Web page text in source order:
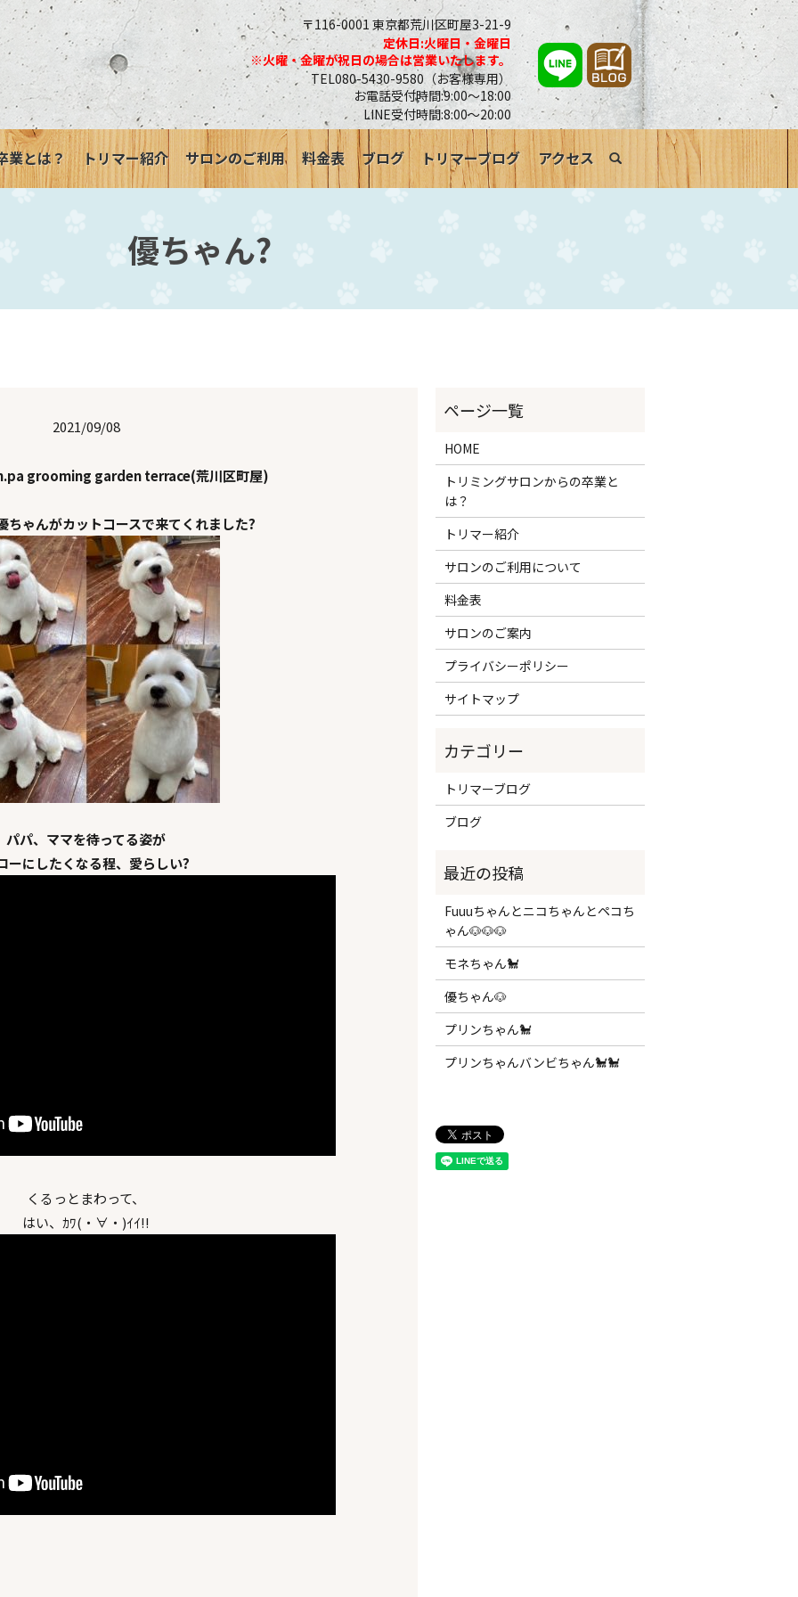
〒116-0001 東京都荒川区町屋3-21-9
定休日:火曜日・金曜日
※火曜・金曜が祝日の場合は営業いたします。
TEL080-5430-9580（お客様専用）
お電話受付時間:9:00～18:00
LINE受付時間:8:00～20:00
業とは？ トリマー紹介 サロンのご利用 料金表 ブログ トリマーブログ アクセス search
優ちゃん?
2021/09/08
grooming garden terrace(荒川区町屋)
ちゃんがカットコースで来てくれました?
パパ、ママを待ってる姿が
ーにしたくなる程、愛らしい?
くるっとまわって、
はい、ｶﾜ(・∀・)ｲｲ!!
HOME
トリミングサロンからの卒業と
は？
トリマー紹介
サロンのご利用について
料金表
サロンのご案内
プライバシーポリシー
サイトマップ
トリマーブログ
ブログ
Fuuuちゃんとニコちゃんとペコち
ゃん🐶🐶🐶
モネちゃん🐩
優ちゃん🐶
プリンちゃん🐩
プリンちゃんバンビちゃん🐩🐩